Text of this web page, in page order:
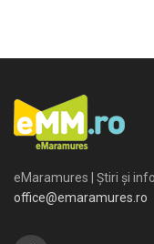
eMaramures | Știri și
office@emaramures.ro